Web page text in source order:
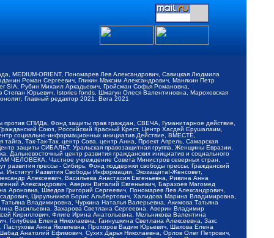
MEDIUM-ORIENT, Пономарев Лев Александрович, Савицкая Людмила
Роман Сергеевич, Гликин Максим Александрович, Маняхин Петр
Рубин Михаил Аркадьевич, Гройсман Софья Романовна,
Юрьевич, Istories fonds, Шмагун Олеся Валентиновна, Мароховская
Главный редактор 2021, Вега 2021
СПИДа, Фонд защиты прав граждан, СВЕЧА, Гуманитарное действие,
Союз, Российский Красный Крест, Центр Хасдей Ерушалаим,
социально-информационных инициатив Действие, ВМЕСТЕ,
Так-Так-Так, центр Сова, центр Анна, Проект Апрель, Самарская
защиты СИБАЛЬТ, Уральская правозащитная группа, Женщины Евразии,
Дальневосточный центр развития гражданских инициатив и социального
ЧЕЛОВЕКА, Частное учреждение Совета Министров северных стран,
прессы - Сибирь, Фонд поддержки свободы прессы, Гражданский
Институт Развития Свободы Информации, Экозащита!-Женсовет,
Алексеевич, Васильева Анастасия Евгеньевна, Ривина Анна
Александрович, Аверин Виталий Евгеньевич, Барахоев Магомед
Шведов Григорий Сергеевич, Пономарев Лев Александрович,
Цирульников Борис Альбертович, Халидова Марина Владимировна,
Владимировна, Чуркина Наталья Валерьевна, Акимова Татьяна
Васильевна, Захарова Светлана Сергеевна, Аверин Владимир
Кириллович, Флиге Ирина Анатольевна, Мельникова Валентина
Елена Николаевна, Ганнушкина Светлана Алексеевна, Закс
Анна Яковлевна, Прохоров Вадим Юрьевич, Шахова Елена
Анатолий Ефимович, Сухих Дарья Николаевна, Орлов Олег Петрович,